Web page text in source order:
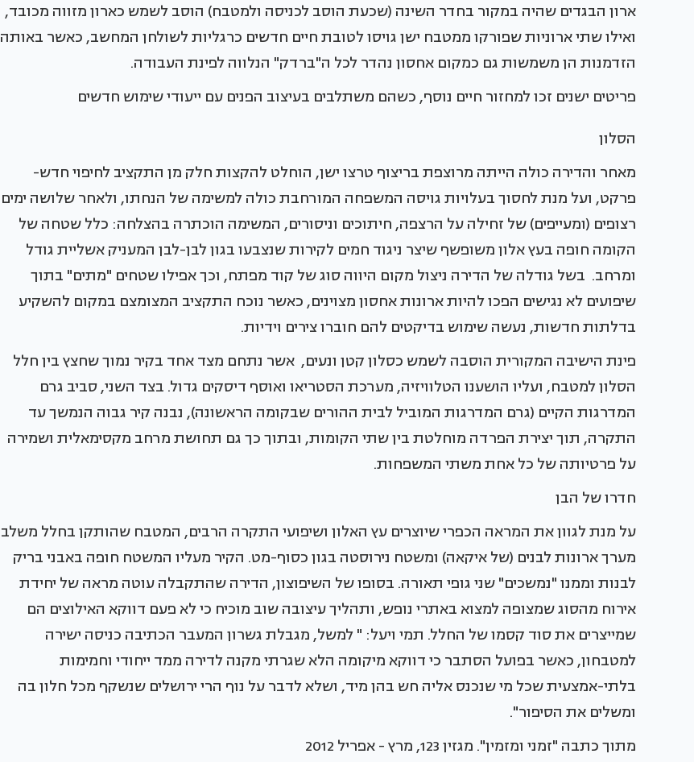
ארון הבגדים שהיה במקור בחדר השינה (שכעת הוסב לכניסה ולמטבח) הוסב לשמש כארון מזווה מכובד,
ואילו שתי ארוניות שפורקו ממטבח ישן גויסו לטובת חיים חדשים כרגליות לשולחן המחשב, כאשר באותה
הזדמנות הן משמשות גם כמקום אחסון נהדר לכל ה"ברדק" הנלווה לפינת העבודה.
פריטים ישנים זכו למחזור חיים נוסף, כשהם משתלבים בעיצוב הפנים עם ייעודי שימוש חדשים
הסלון
מאחר והדירה כולה הייתה מרוצפת בריצוף טרצו ישן, הוחלט להקצות חלק מן התקציב לחיפוי חדש-
פרקט, ועל מנת לחסוך בעלויות גויסה המשפחה המורחבת כולה למשימה של הנחתו, ולאחר שלושה ימים
רצופים (ומעייפים) של זחילה על הרצפה, חיתוכים וניסורים, המשימה הוכתרה בהצלחה: כלל שטחה של
הקומה חופה בעץ אלון משופשף שיצר ניגוד חמים לקירות שנצבעו בגון לבן-לבן המעניק אשליית גודל
ומרחב. בשל גודלה של הדירה ניצול מקום היווה סוג של קוד מפתח, וכך אפילו שטחים "מתים" בתוך
שיפועים לא נגישים הפכו להיות ארונות אחסון מצוינים, כאשר נוכח התקציב המצומצם במקום להשקיע
בדלתות חדשות, נעשה שימוש בדיקטים להם חוברו צירים וידיות.
פינת הישיבה המקורית הוסבה לשמש כסלון קטן ונעים, אשר נתחם מצד אחד בקיר נמוך שחצץ בין חלל
הסלון למטבח, ועליו הושענו הטלוויזיה, מערכת הסטריאו ואוסף דיסקים גדול. בצד השני, סביב גרם
המדרגות הקיים (גרם המדרגות המוביל לבית ההורים שבקומה הראשונה), נבנה קיר גבוה הנמשך עד
התקרה, תוך יצירת הפרדה מוחלטת בין שתי הקומות, ובתוך כך גם תחושת מרחב מקסימאלית ושמירה
על פרטיותה של כל אחת משתי המשפחות.
חדרו של הבן
על מנת לגוון את המראה הכפרי שיוצרים עץ האלון ושיפועי התקרה הרבים, המטבח שהותקן בחלל משלב
מערך ארונות לבנים (של איקאה) ומשטח נירוסטה בגון כסוף-מט. הקיר מעליו המשטח חופה באבני בריק
לבנות וממנו "נמשכים" שני גופי תאורה. בסופו של השיפוצון, הדירה שהתקבלה עוטה מראה של יחידת
אירוח מהסוג שמצופה למצוא באתרי נופש, ותהליך עיצובה שוב מוכיח כי לא פעם דווקא האילוצים הם
שמייצרים את סוד קסמו של החלל. תמי ויעל: " למשל, מגבלת גשרון המעבר הכתיבה כניסה ישירה
למטבחון, כאשר בפועל הסתבר כי דווקא מיקומה הלא שגרתי מקנה לדירה ממד ייחודי וחמימות
בלתי-אמצעית שכל מי שנכנס אליה חש בהן מיד, ושלא לדבר על נוף הרי ירושלים שנשקף מכל חלון בה
ומשלים את הסיפור".
מתוך כתבה "זמני ומזמין". מגזין 123, מרץ - אפריל 2012